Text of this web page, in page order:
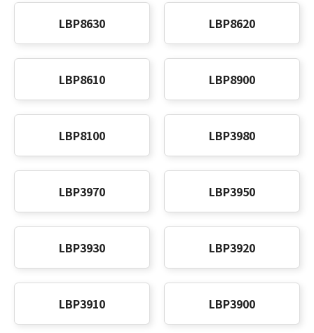
LBP8630 LBP8620
LBP8610 LBP8900
LBP8100 LBP3980
LBP3970 LBP3950
LBP3930 LBP3920
LBP3910 LBP3900